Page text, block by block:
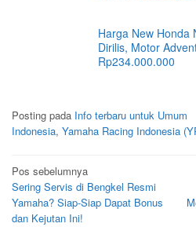
Harga New Honda
Dirilis, Motor
Rp234.000.000
Posting pada Info terbaru untuk Umum
Indonesia, Yamaha Racing Indonesia
Navigasi
pos
Pos sebelumnya
Sering Servis di Bengkel Resmi
Yamaha? Siap-Siap Dapat Bonus
dan Kejutan Ini!